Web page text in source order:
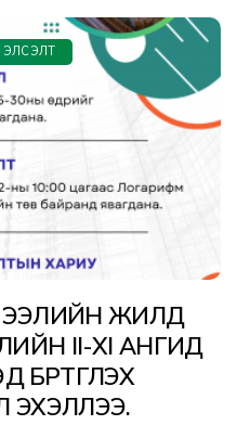
ЭЛСЭЛТ
ЖИЛД
II-XI АНГИД
ЭХЭЛЛЭЭ.